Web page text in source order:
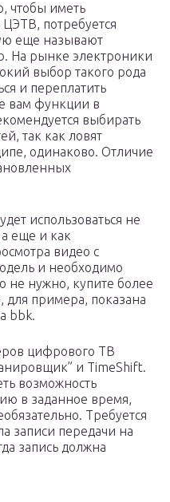
чтобы иметь
потребуется
еще называют
На рынке электроники
выбор такого рода
и переплатить
вам функции в
выбирать
так как ловят
одинаково. Отличие
использоваться не
еще и как
видео с
и необходимо
не нужно, купите более
для примера, показана
bbk.
цифрового ТВ
и TimeShift.
возможность
в заданное время,
Требуется
записи передачи на
запись должна